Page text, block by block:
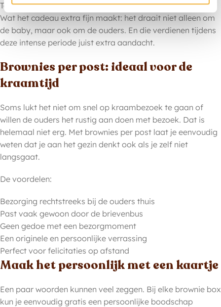
Te feliciteren op afstand
Wat het cadeau extra fijn maakt: het draait niet alleen om
de baby, maar ook om de ouders. En die verdienen tijdens
deze intense periode juist extra aandacht.
Brownies per post: ideaal voor de
kraamtijd
Soms lukt het niet om snel op kraambezoek te gaan of
willen de ouders het rustig aan doen met bezoek. Dat is
helemaal niet erg. Met brownies per post laat je eenvoudig
weten dat je aan het gezin denkt ook als je zelf niet
langsgaat.
De voordelen:
Bezorging rechtstreeks bij de ouders thuis
Past vaak gewoon door de brievenbus
Geen gedoe met een bezorgmoment
Een originele en persoonlijke verrassing
Perfect voor felicitaties op afstand
Maak het persoonlijk met een kaartje
Een paar woorden kunnen veel zeggen. Bij elke brownie box
kun je eenvoudig gratis een persoonlijke boodschap